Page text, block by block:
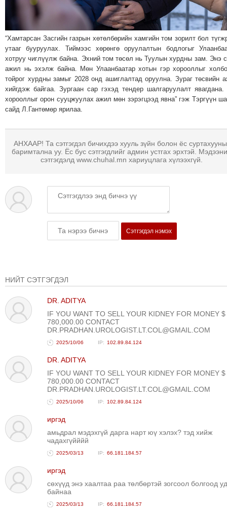
“Хамтарсан Засгийн газрын хөтөлбөрийн хамгийн том зорилт бол
утааг бууруулах. Тиймээс хөрөнгө оруулалтын бодлогыг
хотруу чиглүүлж байна. Эхний том төсөл нь Туулын хурдны зам. Энэ
ажил нь эхэлж байна. Мөн Улаанбаатар хотын гэр хорооллыг
тойрог хурдны замыг 2028 онд ашиглалтад оруулна. Зураг төсвийн
хийгдэж байгаа. Зургаан сар гэхэд тендер шалгаруулалт явагдана.
хорооллыг орон сууцжуулах ажил мөн зэрэгцээд явна” гэж Тэргүүн
сайд Л.Гантөмөр ярилаа.
АНХААР! Та сэтгэгдэл бичихдээ хууль зүйн болон ёс
баримтална уу. Ёс бус сэтгэгдлийг админ устгах эрхтэй.
сэтгэгдэлд www.chuhal.mn хариуцлага хүлээхгүй.
Сэтгэгдэл нэмэх
НИЙТ СЭТГЭГДЭЛ
DR. ADITYA
IF YOU WANT TO SELL YOUR KIDNEY FOR MONEY $
780,000.00 CONTACT
DR.PRADHAN.UROLOGIST.LT.COL@GMAIL.COM
2025/10/06 102.89.84.124
DR. ADITYA
IF YOU WANT TO SELL YOUR KIDNEY FOR MONEY $
780,000.00 CONTACT
DR.PRADHAN.UROLOGIST.LT.COL@GMAIL.COM
2025/10/06 102.89.84.124
иргэд
амьдрал мэдэхгүй дарга нарт юү хэлэх? тэд хийж
чадахгүйййй
2025/03/13 66.181.184.57
иргэд
сөхүүд энэ хаалтаа раа төлбөртэй зогсоол болгоод
байнаа
2025/03/13 66.181.184.57